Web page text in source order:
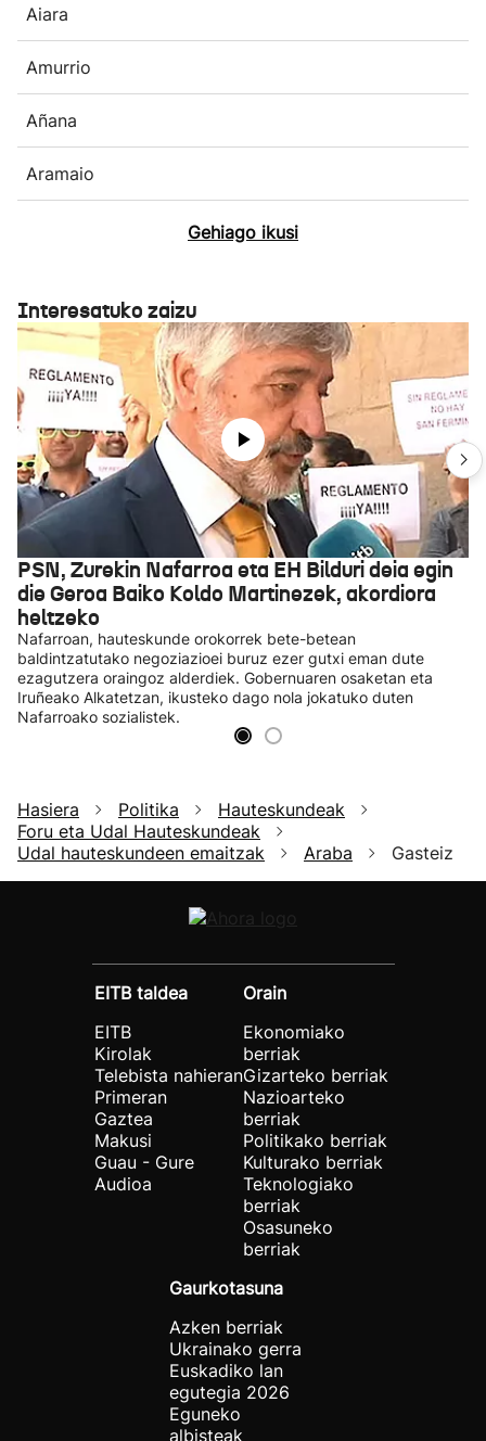
Aiara
Amurrio
Añana
Aramaio
Gehiago ikusi
Interesatuko zaizu
PSN, Zurekin Nafarroa eta EH Bilduri deia egin
die Geroa Baiko Koldo Martinezek, akordiora
heltzeko
Nafarroan, hauteskunde orokorrek bete-betean
baldintzatutako negoziazioei buruz ezer gutxi eman dute
ezagutzera oraingoz alderdiek. Gobernuaren osaketan eta
Iruñeako Alkatetzan, ikusteko dago nola jokatuko duten
Nafarroako sozialistek.
Hasiera Politika
Hauteskundeak
Foru eta Udal Hauteskundeak
Udal hauteskundeen emaitzak
Araba Gasteiz
EITB taldea
EITB
Kirolak
Telebista nahieran
Primeran
Gaztea
Makusi
Guau - Gure
Audioa
Orain
Ekonomiako
berriak
Gizarteko berriak
Nazioarteko
berriak
Politikako berriak
Kulturako berriak
Teknologiako
berriak
Osasuneko
berriak
Gaurkotasuna
Azken berriak
Ukrainako gerra
Euskadiko lan
egutegia 2026
Eguneko
albisteak